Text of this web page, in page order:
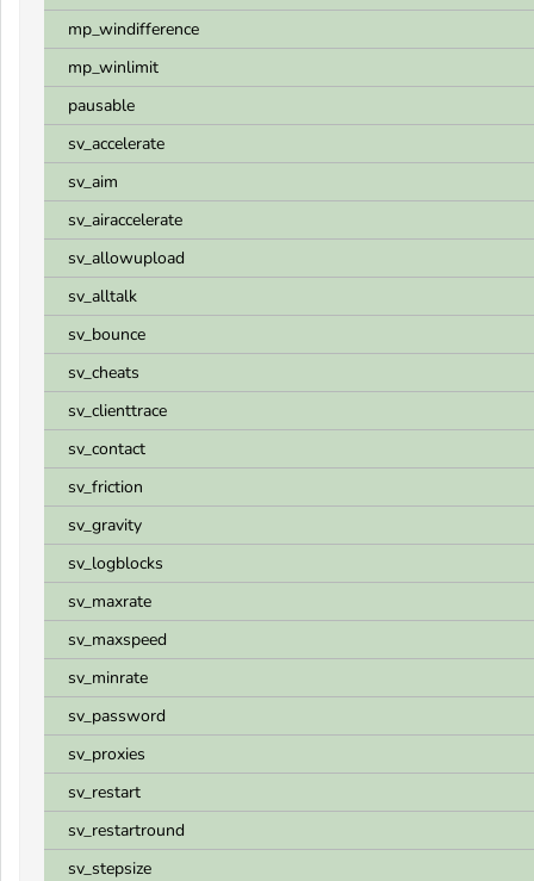
mp_windifference
mp_winlimit
pausable
sv_accelerate
sv_aim
sv_airaccelerate
sv_allowupload
sv_alltalk
sv_bounce
sv_cheats
sv_clienttrace
sv_contact
sv_friction
sv_gravity
sv_logblocks
sv_maxrate
sv_maxspeed
sv_minrate
sv_password
sv_proxies
sv_restart
sv_restartround
sv_stepsize